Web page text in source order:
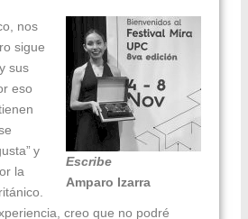
Escribe
Amparo Izarra
nos
sigue
sus
eso
y
la
creo que no podré